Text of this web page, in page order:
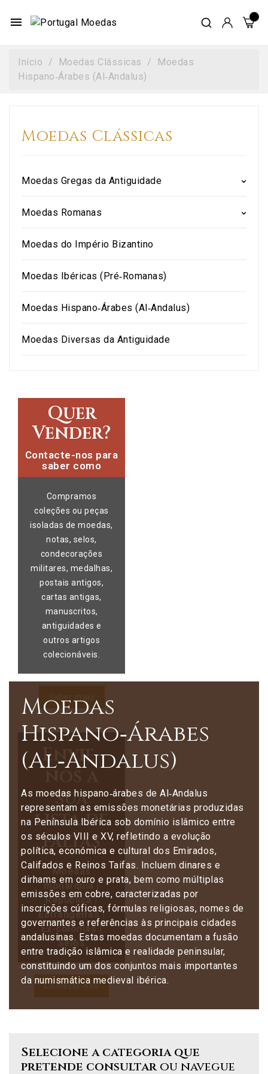
menu
Início Moedas Clássicas
Moedas
Hispano‑Árabes (Al‑Andalus)
Moedas Clássicas
Moedas Gregas da Antiguidade
Moedas Romanas
Moedas do Império Bizantino
Moedas Ibéricas (Pré‑Romanas)
Moedas Hispano‑Árabes (Al‑Andalus)
Moedas Diversas da Antiguidade
Quer
Vender?
Contacte-nos para
saber como
Compramos
coleções ou peças
isoladas de moedas,
notas, selos,
condecorações
militares, medalhas,
postais antigos,
cartas antigas,
manuscritos,
antiguidades e
outros artigos
colecionáveis.
Envie-
sua
lista de
faltas
Moedas
monarquia |
República |
Estrangeiras |
Ex-colónias |
Selos
Contacte-nos
Moedas
Hispano‑Árabes
(Al‑Andalus)
As moedas hispano‑árabes de Al‑Andalus
representam as emissões monetárias produzidas
na Península Ibérica sob domínio islâmico entre
os séculos VIII e XV, refletindo a evolução
política, económica e cultural dos Emirados,
Califados e Reinos Taifas. Incluem dinares e
dirhams em ouro e prata, bem como múltiplas
emissões em cobre, caracterizadas por
inscrições cúficas, fórmulas religiosas, nomes de
governantes e referências às principais cidades
andalusinas. Estas moedas documentam a fusão
entre tradição islâmica e realidade peninsular,
constituindo um dos conjuntos mais importantes
da numismática medieval ibérica.
Selecione a categoria que
pretende consultarou navegue